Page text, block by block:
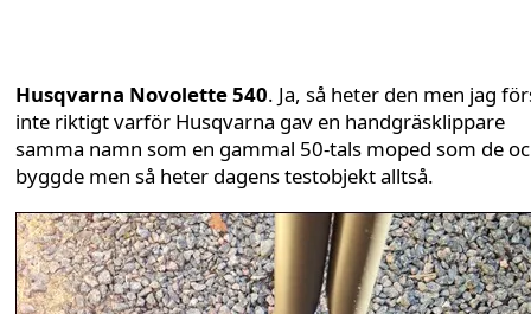
Husqvarna Novolette 540. Ja, så heter den men jag
inte riktigt varför Husqvarna gav en handgräsklippare
samma namn som en gammal 50-tals moped som de
byggde men så heter dagens testobjekt alltså.